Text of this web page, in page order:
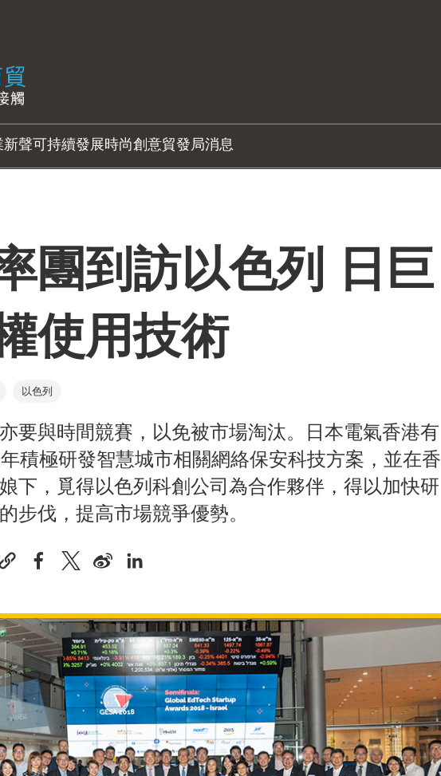
新聲可持續發展時尚創意貿發局消息
團到訪以色列 日巨
使用技術
以色列
要與時間競賽，以免被市場淘汰。日本電氣香港有
積極研發智慧城市相關網絡保安科技方案，並在香
下，覓得以色列科創公司為合作夥伴，得以加快研
步伐，提高市場競爭優勢。